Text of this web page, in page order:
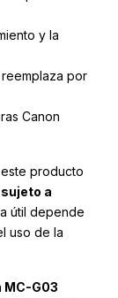
y la
por
Canon
, este producto
a
útil depende
uso de la
MC-G03